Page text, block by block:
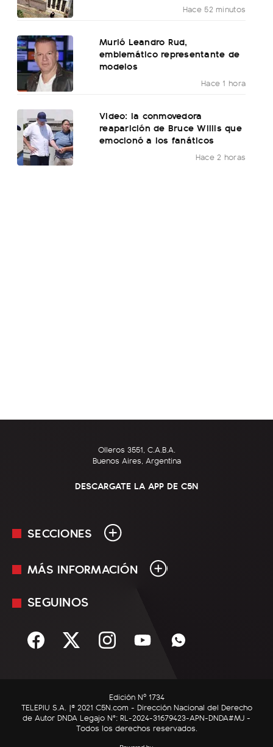
Hace 52 minutos
Murió Leandro Rud,
emblemático representante de
modelos
Hace 1 hora
Video: la conmovedora
reaparición de Bruce Willis que
emocionó a los fanáticos
Hace 2 horas
Olleros 3551, C.A.B.A.
Buenos Aires, Argentina
DESCARGATE LA APP DE C5N
SECCIONES
En Vivo
Sociedad
C5N Autos
RatingCero
MÁS INFORMACIÓN
Mediakit
Términos y condiciones
SEGUINOS
Edición Nº 1734
TELEPIU S.A. |© 2021 C5N.com - Dirección Nacional del Derecho
de Autor DNDA Legajo N°: RL-2024-31679423-APN-DNDA#MJ -
Todos los derechos reservados.